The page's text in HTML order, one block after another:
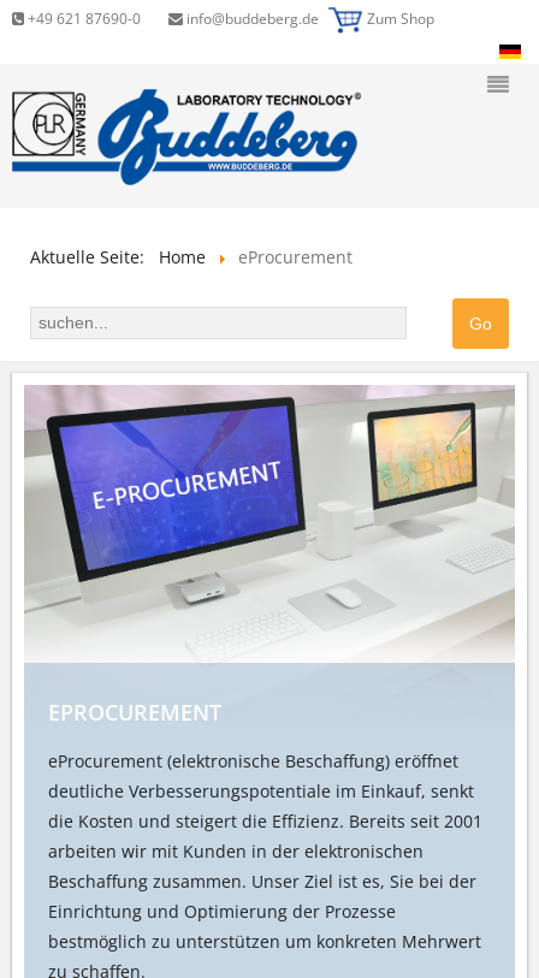
+49 621 87690-0 info@buddeberg.de Zum Shop
Aktuelle Seite: Home eProcurement
EPROCUREMENT
eProcurement (elektronische Beschaffung) eröffnet
deutliche Verbesserungspotentiale im Einkauf, senkt
die Kosten und steigert die Effizienz. Bereits seit 2001
arbeiten wir mit Kunden in der elektronischen
Beschaffung zusammen. Unser Ziel ist es, Sie bei der
Einrichtung und Optimierung der Prozesse
bestmöglich zu unterstützen um konkreten Mehrwert
zu schaffen.